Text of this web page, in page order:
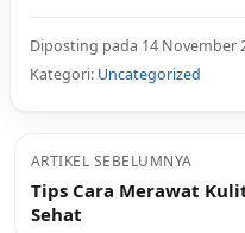
Diposting pada 14 November
Kategori: Uncategorized
ARTIKEL SEBELUMNYA
Tips Cara Merawat
Sehat